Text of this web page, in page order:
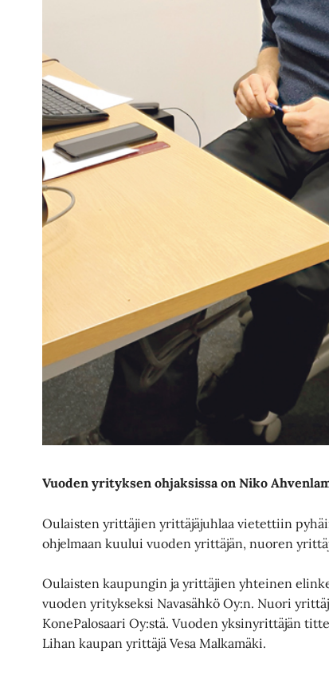
Vuoden yrityksen ohjaksissa on Niko
Oulaisten yrittäjien yrittäjäjuhlaa vietettiin
ohjelmaan kuului vuoden yrittäjän, nuoren
Oulaisten kaupungin ja yrittäjien yhteinen
vuoden yritykseksi Navasähkö Oy:n. Nuori
KonePalosaari Oy:stä. Vuoden yksinyrittäjän
Lihan kaupan yrittäjä Vesa Malkamäki.